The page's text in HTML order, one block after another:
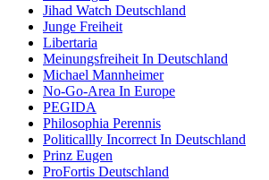
Jihad Watch Deutschland
Junge Freiheit
Libertaria
Meinungsfreiheit In Deutschland
Michael Mannheimer
No-Go-Area In Europe
PEGIDA
Philosophia Perennis
Politicallly Incorrect In Deutschland
Prinz Eugen
ProFortis Deutschland